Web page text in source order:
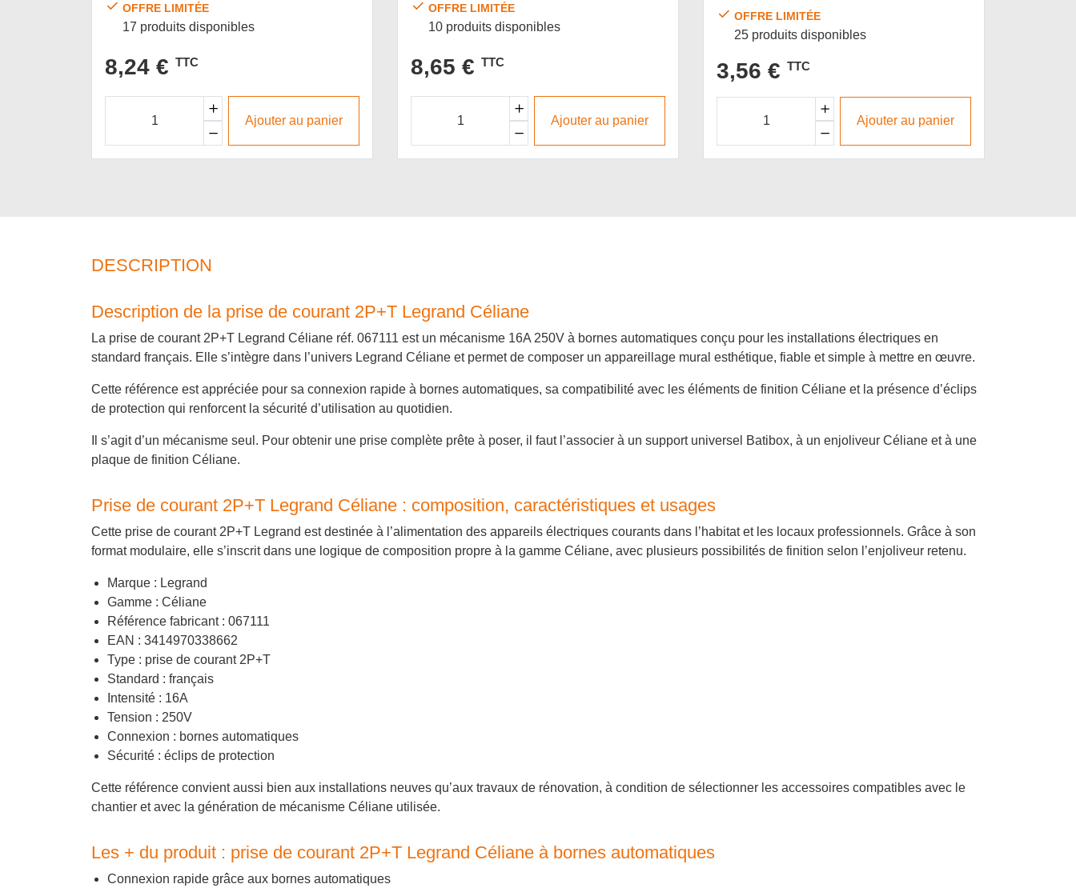
OFFRE LIMITÉE
17 produits disponibles
8,24 € TTC
Ajouter au panier
OFFRE LIMITÉE
10 produits disponibles
8,65 € TTC
Ajouter au panier
OFFRE LIMITÉE
25 produits disponibles
3,56 € TTC
Ajouter au panier
DESCRIPTION
Description de la prise de courant 2P+T Legrand Céliane
La prise de courant 2P+T Legrand Céliane réf. 067111 est un mécanisme 16A 250V à bornes automatiques conçu pour les installations électriques en
standard français. Elle s’intègre dans l’univers Legrand Céliane et permet de composer un appareillage mural esthétique, fiable et simple à mettre en œuvre.
Cette référence est appréciée pour sa connexion rapide à bornes automatiques, sa compatibilité avec les éléments de finition Céliane et la présence d’éclips
de protection qui renforcent la sécurité d’utilisation au quotidien.
Il s’agit d’un mécanisme seul. Pour obtenir une prise complète prête à poser, il faut l’associer à un support universel Batibox, à un enjoliveur Céliane et à une
plaque de finition Céliane.
Prise de courant 2P+T Legrand Céliane : composition, caractéristiques et usages
Cette prise de courant 2P+T Legrand est destinée à l’alimentation des appareils électriques courants dans l’habitat et les locaux professionnels. Grâce à son
format modulaire, elle s’inscrit dans une logique de composition propre à la gamme Céliane, avec plusieurs possibilités de finition selon l’enjoliveur retenu.
Marque : Legrand
Gamme : Céliane
Référence fabricant : 067111
EAN : 3414970338662
Type : prise de courant 2P+T
Standard : français
Intensité : 16A
Tension : 250V
Connexion : bornes automatiques
Sécurité : éclips de protection
Cette référence convient aussi bien aux installations neuves qu’aux travaux de rénovation, à condition de sélectionner les accessoires compatibles avec le
chantier et avec la génération de mécanisme Céliane utilisée.
Les + du produit : prise de courant 2P+T Legrand Céliane à bornes automatiques
Connexion rapide grâce aux bornes automatiques